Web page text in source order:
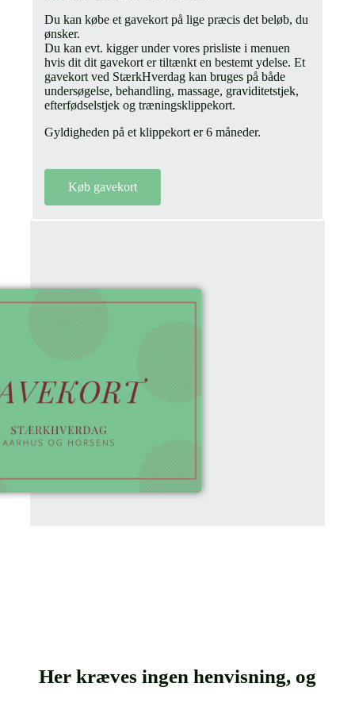
Du kan købe et gavekort på lige præcis det beløb, du
ønsker.
Du kan evt. kigger under vores prisliste i menuen
hvis dit dit gavekort er tiltænkt en bestemt ydelse. Et
gavekort ved StærkHverdag kan bruges på både
undersøgelse, behandling, massage, graviditetstjek,
efterfødselstjek og træningsklippekort.
Gyldigheden på et klippekort er 6 måneder.
Køb gavekort
Her kræves ingen henvisning, og